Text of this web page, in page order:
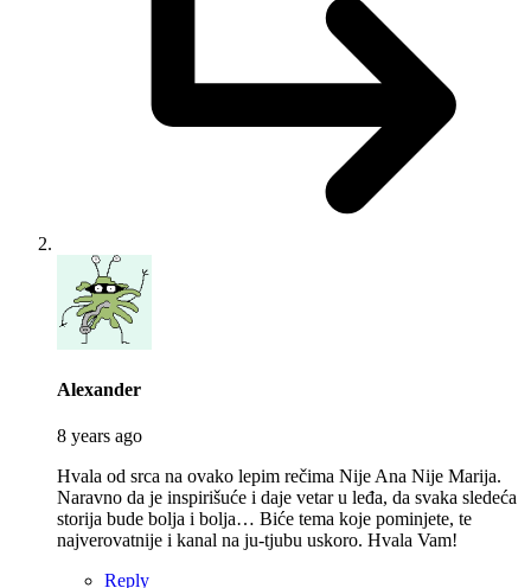
Alexandersays:
8 years ago
Hvala od srca na ovako lepim rečima Nije Ana Nije Marija.
Naravno da je inspirišuće i daje vetar u leđa, da svaka sledeća
storija bude bolja i bolja… Biće tema koje pominjete, te
najverovatnije i kanal na ju-tjubu uskoro. Hvala Vam!
Reply